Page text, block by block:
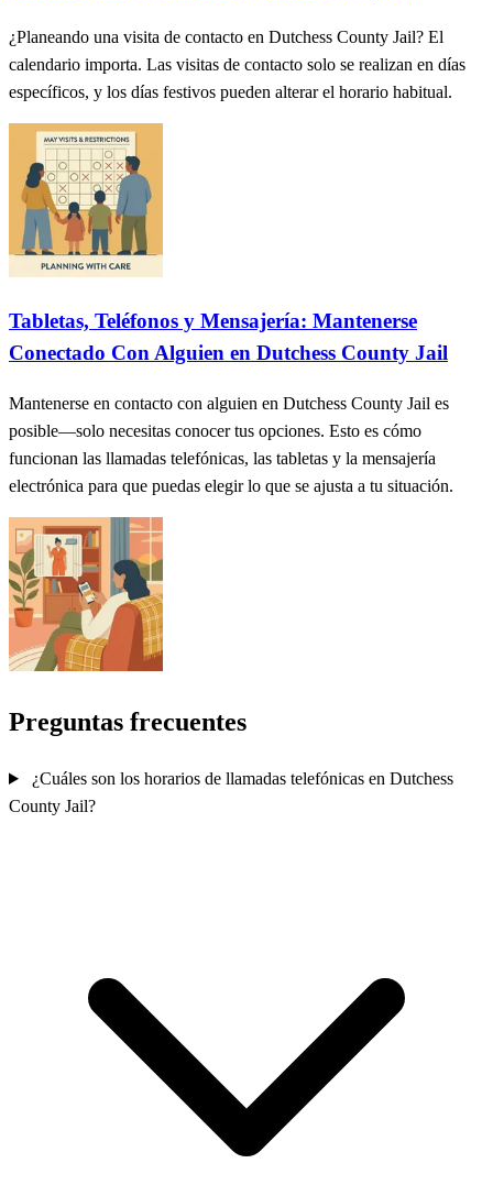
¿Planeando una visita de contacto en Dutchess County Jail? El
calendario importa. Las visitas de contacto solo se realizan en días
específicos, y los días festivos pueden alterar el horario habitual.
Tabletas, Teléfonos y Mensajería: Mantenerse
Conectado Con Alguien en Dutchess County Jail
Mantenerse en contacto con alguien en Dutchess County Jail es
posible—solo necesitas conocer tus opciones. Esto es cómo
funcionan las llamadas telefónicas, las tabletas y la mensajería
electrónica para que puedas elegir lo que se ajusta a tu situación.
Preguntas frecuentes
¿Cuáles son los horarios de llamadas telefónicas en Dutchess
County Jail?